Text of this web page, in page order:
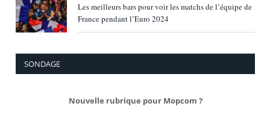
Les meilleurs bars pour voir les matchs de l’équipe de
France pendant l’Euro 2024
SONDAGE
Nouvelle rubrique pour Mopcom ?